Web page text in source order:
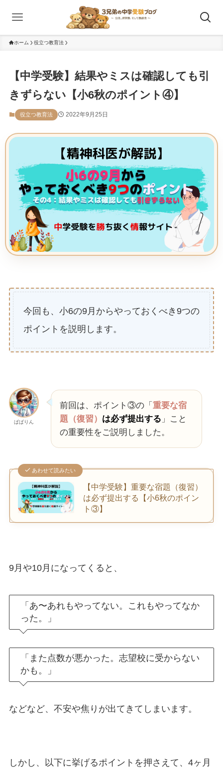
ホーム 役立つ教育法
【中学受験】結果やミスは確認しても引
きずらない【小6秋のポイント④】
役立つ教育法 2022年9月25日
今回も、小6の9月からやっておくべき9つの
ポイントを説明します。
ぱぱりん
前回は、ポイント③の「 重要な宿
題（復習） は必ず提出する 」こと
の重要性をご説明しました。
あわせて読みたい
【中学受験】重要な宿題（復習）
は必ず提出する【小6秋のポイン
ト③】
9月や10月になってくると、
「あ〜あれもやってない。これもやってなか
った。」
「また点数が悪かった。志望校に受からない
かも。」
などなど、不安や焦りが出てきてしまいます。
しかし、以下に挙げるポイントを押さえて、4ヶ月